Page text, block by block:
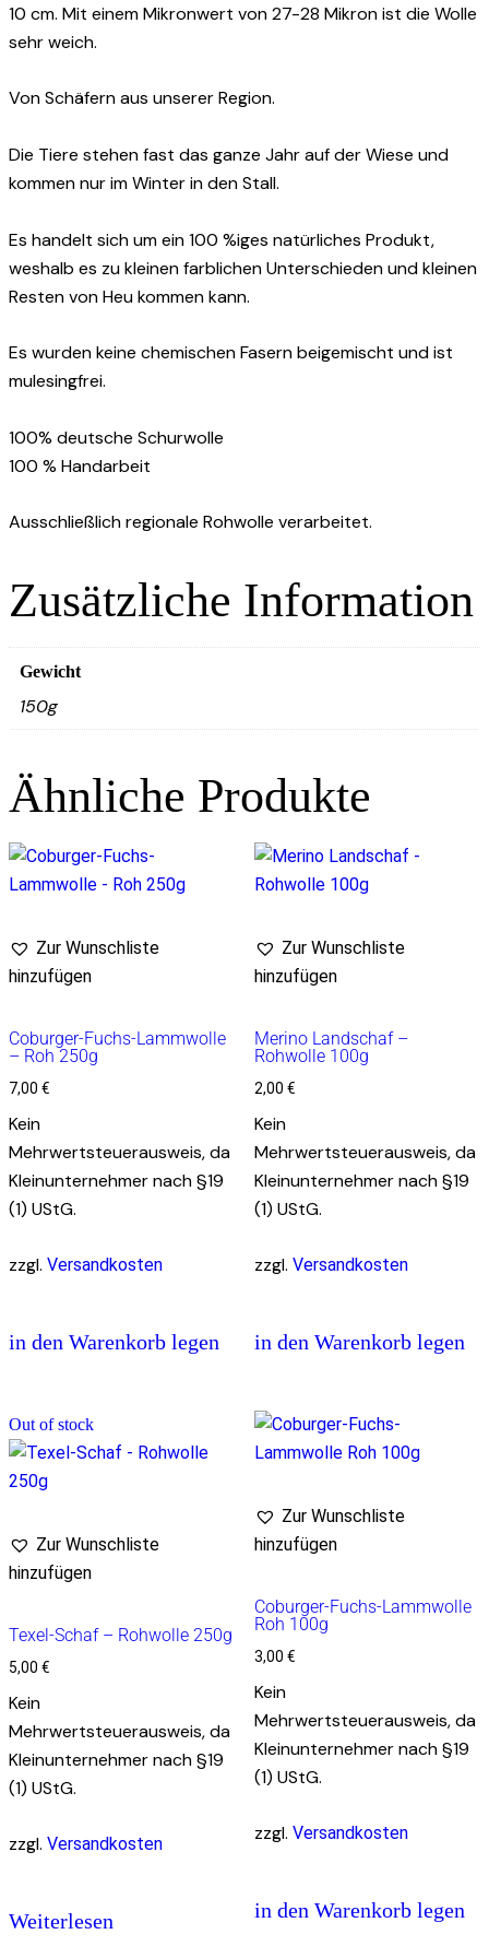
10 cm. Mit einem Mikronwert von 27-28 Mikron ist die Wolle
sehr weich.
Von Schäfern aus unserer Region.
Die Tiere stehen fast das ganze Jahr auf der Wiese und
kommen nur im Winter in den Stall.
Es handelt sich um ein 100 %iges natürliches Produkt,
weshalb es zu kleinen farblichen Unterschieden und kleinen
Resten von Heu kommen kann.
Es wurden keine chemischen Fasern beigemischt und ist
mulesingfrei.
100% deutsche Schurwolle
100 % Handarbeit
Ausschließlich regionale Rohwolle verarbeitet.
Zusätzliche Information
Gewicht
150g
Ähnliche Produkte
Zur Wunschliste
hinzufügen
Coburger-Fuchs-Lammwolle
– Roh 250g
7,00 €
Kein
Mehrwertsteuerausweis, da
Kleinunternehmer nach §19
(1) UStG.
zzgl. Versandkosten
in den Warenkorb legen
Zur Wunschliste
hinzufügen
Merino Landschaf –
Rohwolle 100g
2,00 €
Kein
Mehrwertsteuerausweis, da
Kleinunternehmer nach §19
(1) UStG.
zzgl. Versandkosten
in den Warenkorb legen
Out of stock
Zur Wunschliste
hinzufügen
Texel-Schaf – Rohwolle 250g
5,00 €
Kein
Mehrwertsteuerausweis, da
Kleinunternehmer nach §19
(1) UStG.
zzgl. Versandkosten
Weiterlesen
Zur Wunschliste
hinzufügen
Coburger-Fuchs-Lammwolle
Roh 100g
3,00 €
Kein
Mehrwertsteuerausweis, da
Kleinunternehmer nach §19
(1) UStG.
zzgl. Versandkosten
in den Warenkorb legen